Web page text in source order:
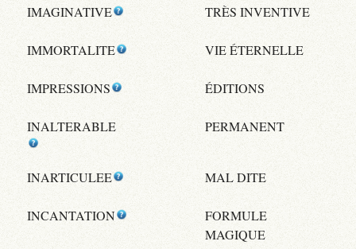
IMAGINATIVE TRÈS INVENTIVE
IMMORTALITE VIE ÉTERNELLE
IMPRESSIONS ÉDITIONS
INALTERABLE PERMANENT
INARTICULEE MAL DITE
INCANTATION
FORMULE
MAGIQUE